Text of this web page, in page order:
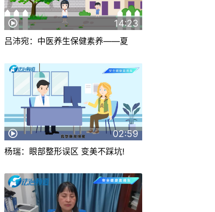
14:23
吕沛宛：中医养生保健素养——夏
02:59
杨瑞：眼部整形误区 变美不踩坑!